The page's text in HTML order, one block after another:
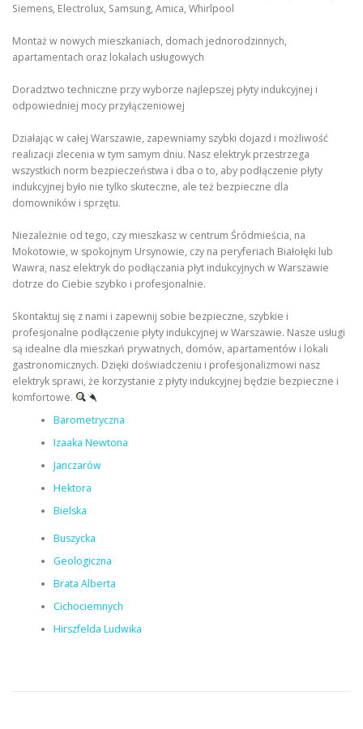
Siemens, Electrolux, Samsung, Amica, Whirlpool
Montaż w nowych mieszkaniach, domach jednorodzinnych,
apartamentach oraz lokalach usługowych
Doradztwo techniczne przy wyborze najlepszej płyty indukcyjnej i
odpowiedniej mocy przyłączeniowej
Działając w całej Warszawie, zapewniamy szybki dojazd i możliwość
realizacji zlecenia w tym samym dniu. Nasz elektryk przestrzega
wszystkich norm bezpieczeństwa i dba o to, aby podłączenie płyty
indukcyjnej było nie tylko skuteczne, ale też bezpieczne dla
domowników i sprzętu.
Niezależnie od tego, czy mieszkasz w centrum Śródmieścia, na
Mokotowie, w spokojnym Ursynowie, czy na peryferiach Białołęki lub
Wawra, nasz elektryk do podłączania płyt indukcyjnych w Warszawie
dotrze do Ciebie szybko i profesjonalnie.
Skontaktuj się z nami i zapewnij sobie bezpieczne, szybkie i
profesjonalne podłączenie płyty indukcyjnej w Warszawie. Nasze usługi
są idealne dla mieszkań prywatnych, domów, apartamentów i lokali
gastronomicznych. Dzięki doświadczeniu i profesjonalizmowi nasz
elektryk sprawi, że korzystanie z płyty indukcyjnej będzie bezpieczne i
komfortowe.
Barometryczna
Izaaka Newtona
Janczarów
Hektora
Bielska
Buszycka
Geologiczna
Brata Alberta
Cichociemnych
Hirszfelda Ludwika